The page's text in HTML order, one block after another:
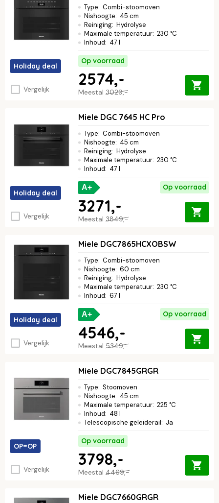
Holiday deal
Vergelijk
Type: Combi-stoomoven
Nishoogte: 45 cm
Reiniging: Hydrolyse
Maximale temperatuur: 230 °C
Inhoud: 47 l
Op voorraad
Meestal 3029,-
2574,-
Holiday deal
Vergelijk
Miele DGC 7645 HC Pro
Type: Combi-stoomoven
Nishoogte: 45 cm
Reiniging: Hydrolyse
Maximale temperatuur: 230 °C
Inhoud: 47 l
A+ Op voorraad
Meestal 3849,-
3271,-
Holiday deal
Vergelijk
Miele DGC7865HCXOBSW
Type: Combi-stoomoven
Nishoogte: 60 cm
Reiniging: Hydrolyse
Maximale temperatuur: 230 °C
Inhoud: 67 l
A+ Op voorraad
Meestal 5349,-
4546,-
OP=OP
Vergelijk
Miele DGC7845GRGR
Type: Stoomoven
Nishoogte: 45 cm
Maximale temperatuur: 225 °C
Inhoud: 48 l
Telescopische geleiderail: Ja
Op voorraad
Meestal 4469,-
3798,-
Miele DGC7660GRGR